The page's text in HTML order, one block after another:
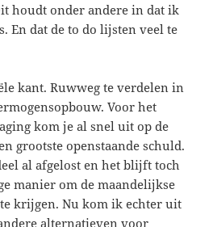
houdt onder andere in dat ik
En dat de to do lijsten veel te
kant. Ruwweg te verdelen in
Voor het
kom je al snel uit op de
grootste openstaande schuld.
al afgelost en het blijft toch
manier om de maandelijkse
krijgen. Nu kom ik echter uit
alternatieven voor